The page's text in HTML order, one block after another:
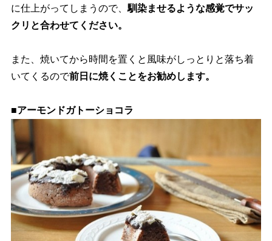
に仕上がってしまうので、馴染ませるような感覚でサッ
クリと合わせてください。
また、焼いてから時間を置くと風味がしっとりと落ち着
いてくるので前日に焼くことをお勧めします。
■アーモンドガトーショコラ